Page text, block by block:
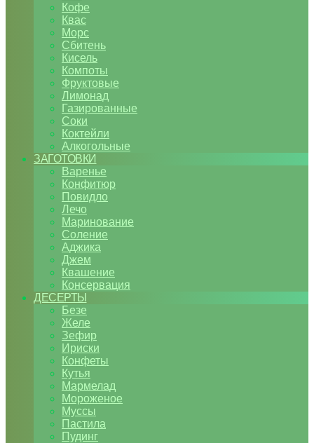
Кофе
Квас
Морс
Сбитень
Кисель
Компоты
Фруктовые
Лимонад
Газированные
Соки
Коктейли
Алкогольные
ЗАГОТОВКИ
Варенье
Конфитюр
Повидло
Лечо
Маринование
Соление
Аджика
Джем
Квашение
Консервация
ДЕСЕРТЫ
Безе
Желе
Зефир
Ириски
Конфеты
Кутья
Мармелад
Мороженое
Муссы
Пастила
Пудинг